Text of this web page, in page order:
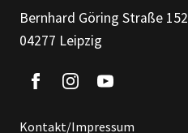
Bernhard Göring Straße 152
04277 Leipzig
Kontakt/Impressum